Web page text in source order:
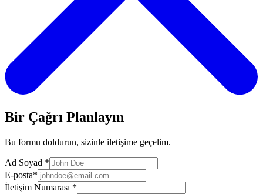
Bir Çağrı Planlayın
Bu formu doldurun, sizinle iletişime geçelim.
Ad Soyad *
E-posta*
İletişim Numarası *